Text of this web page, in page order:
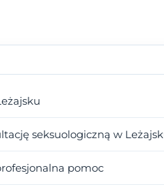
seksuologiczną w
pomoc